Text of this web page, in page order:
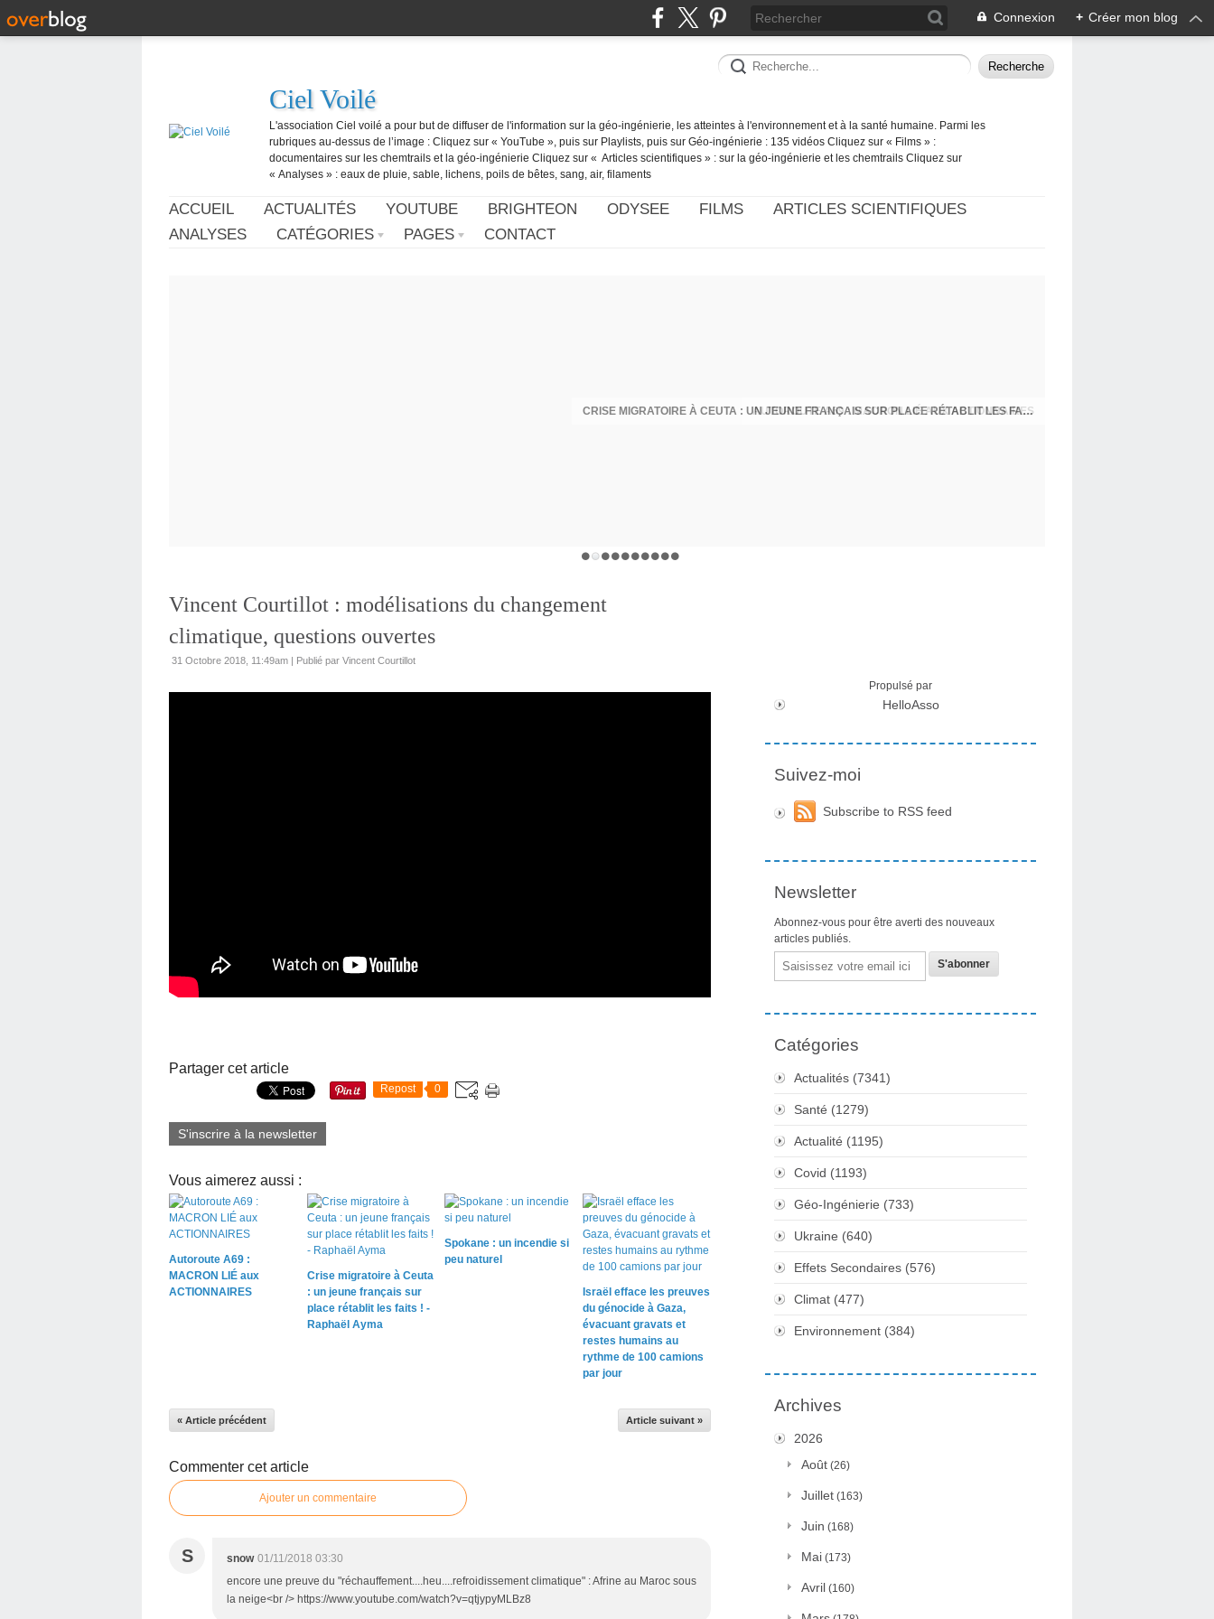
Connexion + Créer mon blog
Ciel Voilé
L'association Ciel voilé a pour but de diffuser de l'information sur la géo-ingénierie, les atteintes à l'environnement et à la santé humaine. Parmi les
rubriques au-dessus de l’image : Cliquez sur « YouTube », puis sur Playlists, puis sur Géo-ingénierie : 135 vidéos Cliquez sur « Films » :
documentaires sur les chemtrails et la géo-ingénierie Cliquez sur « Articles scientifiques » : sur la géo-ingénierie et les chemtrails Cliquez sur
« Analyses » : eaux de pluie, sable, lichens, poils de bêtes, sang, air, filaments
ACCUEIL ACTUALITÉS YOUTUBE BRIGHTEON ODYSEE FILMS
ARTICLES SCIENTIFIQUES
ANALYSES
CATÉGORIES PAGES CONTACT
CRISE MIGRATOIRE À CEUTA : UN JEUNE FRANÇAIS SUR PLACE RÉTABLIT LES FAITS ! - RAPHAËL AYMA
Vincent Courtillot : modélisations du changement
climatique, questions ouvertes
31 Octobre 2018, 11:49am | Publié par Vincent Courtillot
Partager cet article
Repost 0
S'inscrire à la newsletter
Vous aimerez aussi :
Autoroute A69 :
MACRON LIÉ aux
ACTIONNAIRES
Crise migratoire à Ceuta
: un jeune français sur
place rétablit les faits ! -
Raphaël Ayma
Spokane : un incendie si
peu naturel
Israël efface les preuves
du génocide à Gaza,
évacuant gravats et
restes humains au
rythme de 100 camions
par jour
« Article précédent Article suivant »
Commenter cet article
Ajouter un commentaire
S snow 01/11/2018 03:30
encore une preuve du "réchauffement....heu....refroidissement climatique" : Afrine au Maroc sous
la neige<br /> https://www.youtube.com/watch?v=qtjypyMLBz8
Propulsé par
HelloAsso
Suivez-moi
Subscribe to RSS feed
Newsletter
Abonnez-vous pour être averti des nouveaux
articles publiés.
Email
Catégories
Actualités (7341)
Santé (1279)
Actualité (1195)
Covid (1193)
Géo-Ingénierie (733)
Ukraine (640)
Effets Secondaires (576)
Climat (477)
Environnement (384)
Archives
2026
Août (26)
Juillet (163)
Juin (168)
Mai (173)
Avril (160)